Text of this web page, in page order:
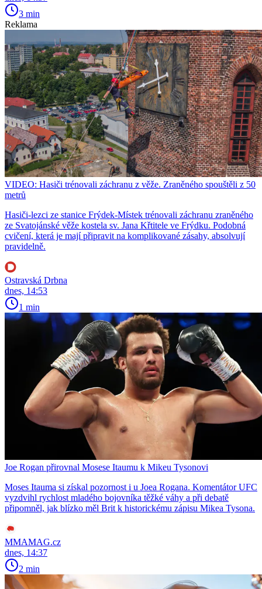
3 min
Reklama
VIDEO: Hasiči trénovali záchranu z věže. Zraněného spouštěli z 50
metrů
Hasiči-lezci ze stanice Frýdek-Místek trénovali záchranu zraněného
ze Svatojánské věže kostela sv. Jana Křtitele ve Frýdku. Podobná
cvičení, která je mají připravit na komplikované zásahy, absolvují
pravidelně.
Ostravská Drbna
dnes, 14:53
1 min
Joe Rogan přirovnal Mosese Itaumu k Mikeu Tysonovi
Moses Itauma si získal pozornost i u Joea Rogana. Komentátor UFC
vyzdvihl rychlost mladého bojovníka těžké váhy a při debatě
připomněl, jak blízko měl Brit k historickému zápisu Mikea Tysona.
MMAMAG.cz
dnes, 14:37
2 min